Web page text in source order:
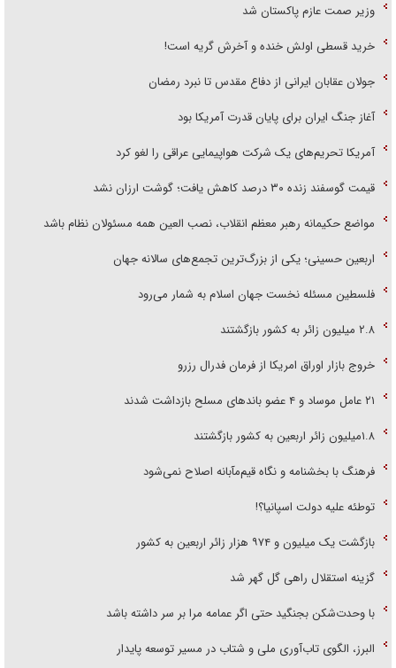
وزیر صمت عازم پاکستان شد
خرید قسطی اولش خنده و آخرش گریه است!
جولان عقابان ایرانی از دفاع مقدس تا نبرد رمضان
آغاز جنگ ایران برای پایان قدرت آمریکا بود
آمریکا تحریم‌های یک شرکت هواپیمایی عراقی را لغو کرد
قیمت گوسفند زنده ۳۰ درصد کاهش یافت؛ گوشت ارزان نشد
مواضع حکیمانه رهبر معظم انقلاب، نصب العین همه مسئولان نظام باشد
اربعین حسینی؛ یکی از بزرگ‌ترین تجمع‌های سالانه جهان
فلسطین مسئله نخست جهان اسلام به شمار می‌رود
۲.۸ میلیون زائر به کشور بازگشتند
خروج بازار اوراق امریکا از فرمان فدرال رزرو
۲۱ عامل موساد و ۴ عضو باند‌های مسلح بازداشت شدند
۱.۸میلیون زائر اربعین به کشور بازگشتند
فرهنگ با بخشنامه و نگاه قیم‌مآبانه اصلاح نمی‌شود
توطئه علیه دولت اسپانیا؟!
بازگشت یک میلیون و ۹۷۴ هزار زائر اربعین به کشور
گزینه استقلال راهی گل گهر شد
با وحدت‌شکن بجنگید حتی اگر عمامه مرا بر سر داشته باشد
البرز، الگوی تاب‌آوری ملی و شتاب در مسیر توسعه پایدار